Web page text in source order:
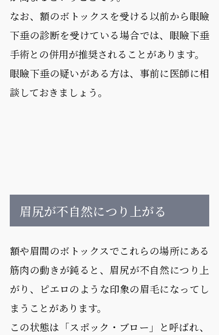
なお、額のボトックスを受ける以前から眼瞼
下垂の診断を受けている場合では、眼瞼下垂
手術との併用が推奨されることがあります。
眼瞼下垂の疑いがある方は、事前に医師に相
談しておきましょう。
眉尻が不自然につり上がる
額や眉間のボトックスでこれらの場所にある
筋肉の動きが鈍ると、眉尻が不自然につり上
がり、ピエロのような印象の眉毛になってし
まうことがあります。
この状態は「スポック・ブロー」と呼ばれ、